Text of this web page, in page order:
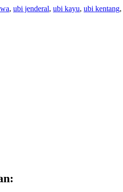
, ubi jenderal, ubi kayu, ubi kentang,